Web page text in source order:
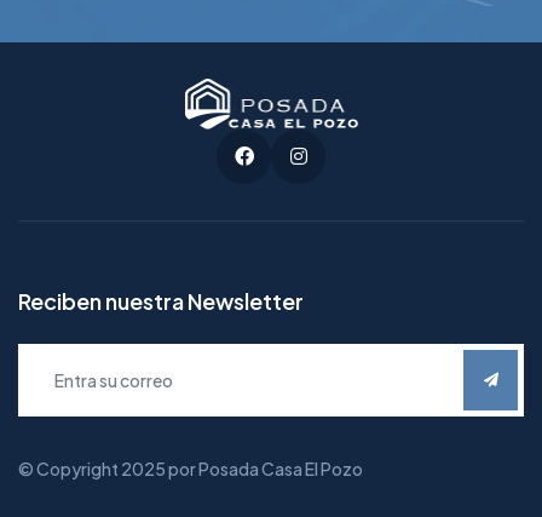
Reciben nuestra Newsletter
© Copyright 2025 porPosada Casa El Pozo